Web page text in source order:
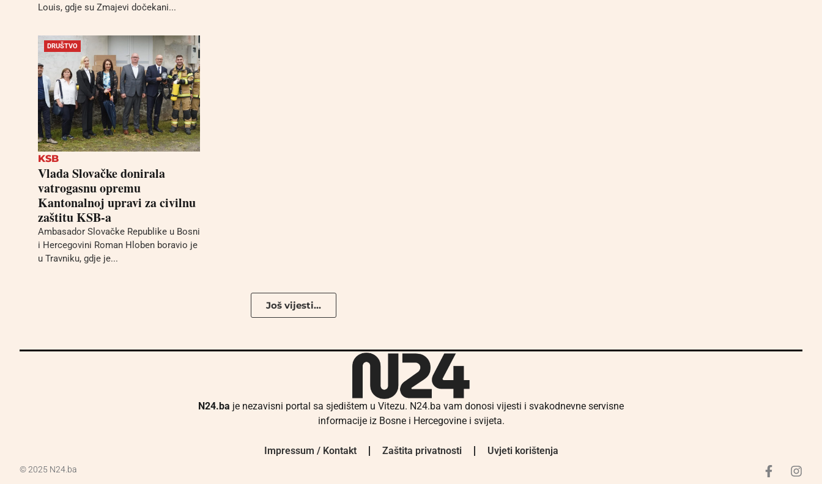
Louis, gdje su Zmajevi dočekani...
DRUŠTVO
KSB
Vlada Slovačke donirala
vatrogasnu opremu
Kantonalnoj upravi za civilnu
zaštitu KSB-a
Ambasador Slovačke Republike u Bosni
i Hercegovini Roman Hloben boravio je
u Travniku, gdje je...
Još vijesti...
N24.ba je nezavisni portal sa sjedištem u Vitezu. N24.ba vam donosi vijesti i svakodnevne servisne
informacije iz Bosne i Hercegovine i svijeta.
Impressum / Kontakt Zaštita privatnosti Uvjeti korištenja
© 2025 N24.ba